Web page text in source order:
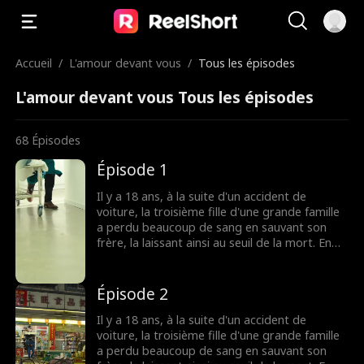
Accueil / L'amour devant vous / Tous les épisodes
L'amour devant vous Tous les épisodes
68 Épisodes
Épisode 1
Il y a 18 ans, à la suite d'un accident de
voiture, la troisième fille d'une grande famille
a perdu beaucoup de sang en sauvant son
frère, la laissant ainsi au seuil de la mort. En
abandonnée par une nuit d'orage. Alors que
sa vie était sur le point de s'éteindre, un
chiffonnier bienveillant l'a trouvée.Ne pouvant
laisser une si jeune vie s'éteindre, il a fait tout
ce qu'il pouvait faire pour la sauver et lui a
Épisode 2
Il y a 18 ans, à la suite d'un accident de
voiture, la troisième fille d'une grande famille
a perdu beaucoup de sang en sauvant son